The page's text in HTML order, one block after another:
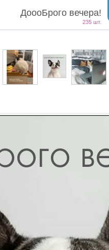
ДоооБрого вечера!
235 шт.